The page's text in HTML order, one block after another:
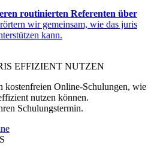
routinierten Referenten über
wir gemeinsam, wie das juris
kann.
EFFIZIENT NUTZEN
kostenfreien Online-Schulungen, wie
nutzen können.
Schulungstermin.